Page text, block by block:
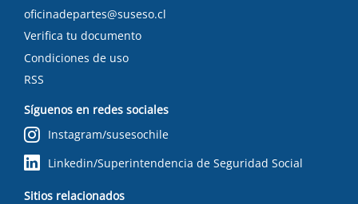
oficinadepartes@suseso.cl
Verifica tu documento
Condiciones de uso
RSS
Síguenos en redes sociales
Instagram/susesochile
Linkedin/Superintendencia de Seguridad Social
Sitios relacionados